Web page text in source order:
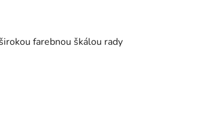
farebnou škálou rady